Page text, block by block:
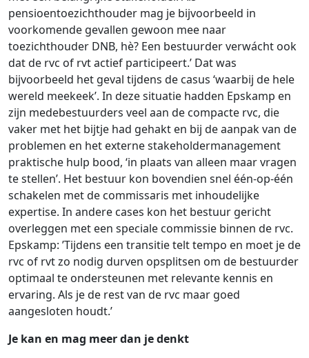
pensioentoezichthouder mag je bijvoorbeeld in
voorkomende gevallen gewoon mee naar
toezichthouder DNB, hè? Een bestuurder verwácht ook
dat de rvc of rvt actief participeert.’ Dat was
bijvoorbeeld het geval tijdens de casus ‘waarbij de hele
wereld meekeek’. In deze situatie hadden Epskamp en
zijn medebestuurders veel aan de compacte rvc, die
vaker met het bijtje had gehakt en bij de aanpak van de
problemen en het externe stakeholdermanagement
praktische hulp bood, ‘in plaats van alleen maar vragen
te stellen’. Het bestuur kon bovendien snel één-op-één
schakelen met de commissaris met inhoudelijke
expertise. In andere cases kon het bestuur gericht
overleggen met een speciale commissie binnen de rvc.
Epskamp: ’Tijdens een transitie telt tempo en moet je de
rvc of rvt zo nodig durven opsplitsen om de bestuurder
optimaal te ondersteunen met relevante kennis en
ervaring. Als je de rest van de rvc maar goed
aangesloten houdt.’
Je kan en mag meer dan je denkt